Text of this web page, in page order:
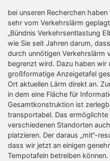
bei unseren Recherchen
sehr vom Verkehrslärm
„Bündnis Verkehrsentlastung
wie Sie seit Jahren darum,
durch unnötigen Verkehrslärm
begrenzt wird. Dazu haben wir
großformatige Anzeigetafel
Ort aktuellen Lärm direkt an.
in dem eine Fläche für
Gesamtkonstruktion ist
transportabel. Das
verschiedenen Standorten
platzieren. Der daraus „mit“-
dass wir jetzt an einigen
Tempotafeln betreiben